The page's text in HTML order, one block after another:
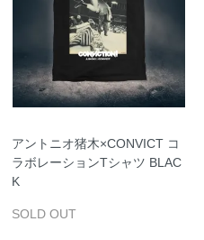
アントニオ猪木×CONVICT コ
ラボレーションTシャツ BLAC
K
SOLD OUT